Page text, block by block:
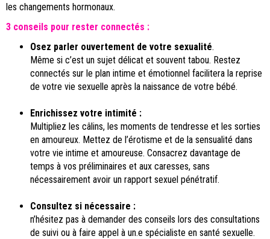
les changements hormonaux.
3 conseils pour rester connectés :
Osez parler ouvertement de votre sexualité.
Même si c’est un sujet délicat et souvent tabou. Restez
connectés sur le plan intime et émotionnel facilitera la reprise
de votre vie sexuelle après la naissance de votre bébé.
Enrichissez votre intimité :
Multipliez les câlins, les moments de tendresse et les sorties
en amoureux. Mettez de l’érotisme et de la sensualité dans
votre vie intime et amoureuse. Consacrez davantage de
temps à vos préliminaires et aux caresses, sans
nécessairement avoir un rapport sexuel pénétratif.
Consultez si nécessaire :
n’hésitez pas à demander des conseils lors des consultations
de suivi ou à faire appel à un.e spécialiste en santé sexuelle.